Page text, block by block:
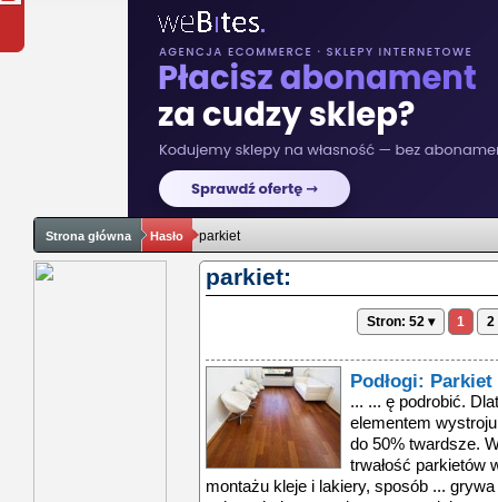
Strona główna Hasło parkiet
parkiet:
Stron: 52 ▾ 1 2
Podłogi:
... ... ę podrobić. Dlatego parkiet jest niezastąpionym elementem wystroju wnętrz. ... egzotycznego są nawet do 50% twardsze. Warto przy tym zaznaczyć, że na trwałość parkietów wpływają wykorzystane przy jego montażu kleje i lakiery, sposób ... grywa drewniany parkiet, który posiada zalety niedostępne innym materiałom. ... podłogi: parkiet czy panele? ... trwałość i odnawialność parkiet drewniany znany jest od stuleci. charakteryzuje się niezwykłą trwałością. parkiety wykonane z brzozy są średnio twarde ... podłogowych. jednak z nimi wszystkimi bezapelacyjnie konkurencję wygrywa drewniany parkiet, który posiada zalety niedostępne innym materiałom. ... egzotycznego są nawet do 50% twardsze. warto przy tym zaznaczyć, że na trwałość parkietów wpływają wykorzystane przy jego montażu kleje i lakiery, sposób ... spośród szerokiej gamy desek podłogowych, wzorów układania i sposobów wykańczania parkietów. każda drewniana klepka ma swój niepowtarzalny charakter, który ... użyto dobrego poliuretanowego kleju, przeprowadzono właściwy sposób sezonowania parkietu i użyto dobrego lakieru, trwałość parkietu znacznie wzrasta. właściwe ... przeprowadzono właściwy sposób sezonowania parkietu i użyto dobrego lakieru, trwałość parkietu znacznie wzrasta. właściwe warunki użytkowania tzn. utrzymywanie ... trwałość i odnawialność parkiet drewniany znany jest od stuleci. charakteryzuje się niezwykłą trwałością. parkiety wykonane z brzozy są średnio twarde ... parkiet drewniany znany jest od stuleci. charakteryzuje się niezwykłą trwałością. parkiety wykonane z brzozy są średnio twarde, z dębu, buku i jesionu ... podłogi: parkiet czy panele? ... trwałość i odnawialność parkiet drewniany znany jest od stuleci. charakteryzuje się niezwykłą trwałością. parkiety wykonane z brzozy są średnio twarde ... podłogowych. jednak z nimi wszystkimi bezapelacyjnie konkurencję wygrywa drewniany parkiet, który posiada zalety niedostępne innym materiałom. ... egzotycznego są nawet do 50% twardsze. warto przy tym zaznaczyć, że na trwałość parkietów wpływają wykorzystane przy jego montażu kleje i lakiery, sposób ... spośród szerokiej gamy desek podłogowych, wzorów układania i sposobów wykańczania parkietów. każda drewniana klepka ma swój niepowtarzalny charakter, który ... użyto dobrego poliuretanowego kleju, przeprowadzono właściwy sposób sezonowania parkietu i użyto dobrego lakieru, trwałość parkietu znacznie wzrasta. właściwe ... przeprowadzono właściwy sposób sezonowania parkietu i użyto dobrego lakieru, trwałość parkietu znacznie wzrasta. właściwe warunki użytkowania tzn. utrzymywanie ... trwałość i odnawialność parkiet drewniany znany jest od stuleci. charakteryzuje się niezwykłą trwałością. parkiety wykonane z brzozy są średnio twarde ... parkiet drewniany znany jest od stuleci. charakteryzuje się niezwykłą trwałością. parkiety wykonane z brzozy są średnio twarde, z dębu, buku i jesionu ... podłogi: parkiet czy panele? ... trwałość i odnawialność parkiet drewniany znany jest od stuleci. charakteryzuje się niezwykłą trwałością. parkiety wykonane z brzozy są średnio twarde ... podłogowych. jednak z nimi wszystkimi bezapelacyjnie konkurencję wygrywa drewniany parkiet, który posiada zalety niedostępne innym materiałom. ... egzotycznego są nawet do 50% twardsze. warto przy tym zaznaczyć, że na trwałość parkietów wpływają wykorzystane przy jego montażu kleje i lakiery, sposób ... spośród szerokiej gamy desek podłogowych, wzorów układania i sposobów wykańczania parkietów. każda drewniana klepka ma swój niepowtarzalny charakter, który ... użyto dobrego poliuretanowego kleju, przeprowadzono właściwy sposób sezonowania parkietu i użyto dobrego lakieru, trwałość parkietu znacznie wzrasta. właściwe ...